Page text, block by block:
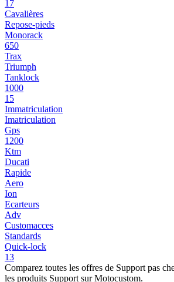
17
Cavalières
Repose-pieds
Monorack
650
Trax
Triumph
Tanklock
1000
15
Immatriculation
Imatriculation
Gps
1200
Ktm
Ducati
Rapide
Aero
Ion
Ecarteurs
Adv
Customacces
Standards
Quick-lock
13
Comparez toutes les offres de Support pas
les produits Support sur Motocustom.